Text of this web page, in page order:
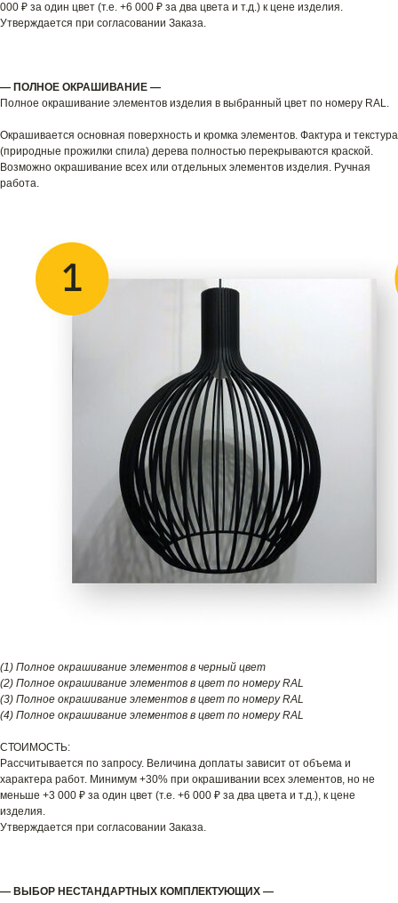
000 ₽ за один цвет (т.е. +6 000 ₽ за два цвета и т.д.) к цене изделия.
Утверждается при согласовании Заказа.
— ПОЛНОЕ ОКРАШИВАНИЕ —
Полное окрашивание элементов изделия в выбранный цвет по номеру RAL.
Окрашивается основная поверхность и кромка элементов. Фактура и текстура
(природные прожилки спила) дерева полностью перекрываются краской.
Возможно окрашивание всех или отдельных элементов изделия. Ручная
работа.
(1) Полное окрашивание элементов в черный цвет
(2) Полное окрашивание элементов в цвет по номеру RAL
(3) Полное окрашивание элементов в цвет по номеру RAL
(4) Полное окрашивание элементов в цвет по номеру RAL
СТОИМОСТЬ:
Рассчитывается по запросу. Величина доплаты зависит от объема и
характера работ. Минимум +30% при окрашивании всех элементов, но не
меньше +3 000 ₽ за один цвет (т.е. +6 000 ₽ за два цвета и т.д.), к цене
изделия.
Утверждается при согласовании Заказа.
— ВЫБОР НЕСТАНДАРТНЫХ КОМПЛЕКТУЮЩИХ —